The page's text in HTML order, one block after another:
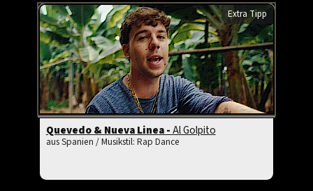
Extra Tipp
Quevedo & Nueva Linea -Al Golpito
aus Spanien / Musikstil: Rap Dance